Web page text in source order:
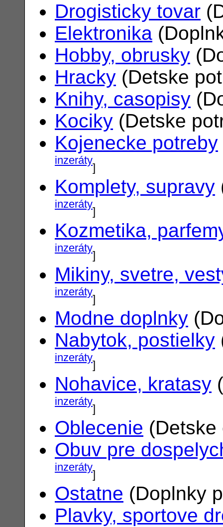
Drogisticky tovar
Elektronika
Hobby, obrusky
Hracky (Detske
Knihy, casopisy
Kociky (Detske
Kojenecke potreby
inzeráty]
Komplety, supravy
inzeráty]
Kozmetika,
inzeráty]
Mikiny, svetre,
inzeráty]
Modne doplnky
Nabytok, postielky
inzeráty]
Nohavice, kratasy
inzeráty]
Oblecenie
Obuv pre
inzeráty]
Ostatne (Doplnky
Plavky, sportove